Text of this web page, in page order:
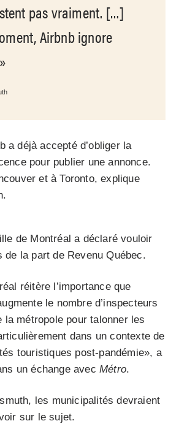
pas vraiment. […]
Airbnb ignore
a déjà accepté d’obliger la
pour publier une annonce.
et à Toronto, explique
de Montréal a déclaré vouloir
de la part de Revenu Québec.
réitère l’importance que
le nombre d’inspecteurs
métropole pour talonner les
dans un contexte de
touristiques post-pandémie», a
un échange avecMétro.
les municipalités devraient
sur le sujet.